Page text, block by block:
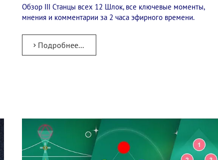
Обзор III Станцы всех 12 Шлок, все ключевые моменты,
мнения и комментарии за 2 часа эфирного времени.
Подробнее...